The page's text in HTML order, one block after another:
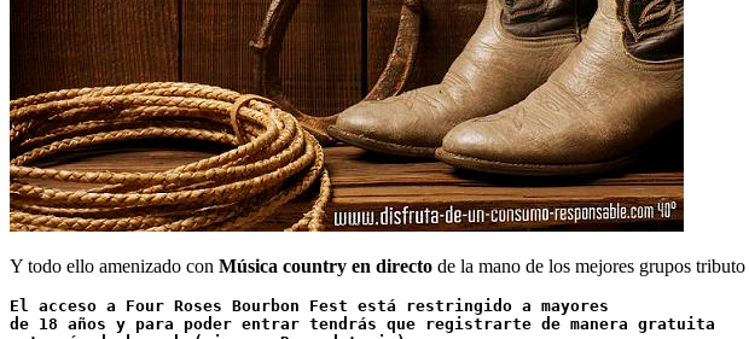
Y todo ello amenizado con Música country en directo de la mano de los mejores grupos tributo
El acceso a Four Roses Bourbon Fest está restringido a mayores
de 18 años y para poder entrar tendrás que registrarte de manera gratuita